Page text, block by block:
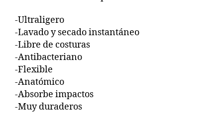
-Ultraligero
-Lavado y secado instantáneo
-Libre de costuras
-Antibacteriano
-Flexible
-Anatómico
-Absorbe impactos
-Muy duraderos